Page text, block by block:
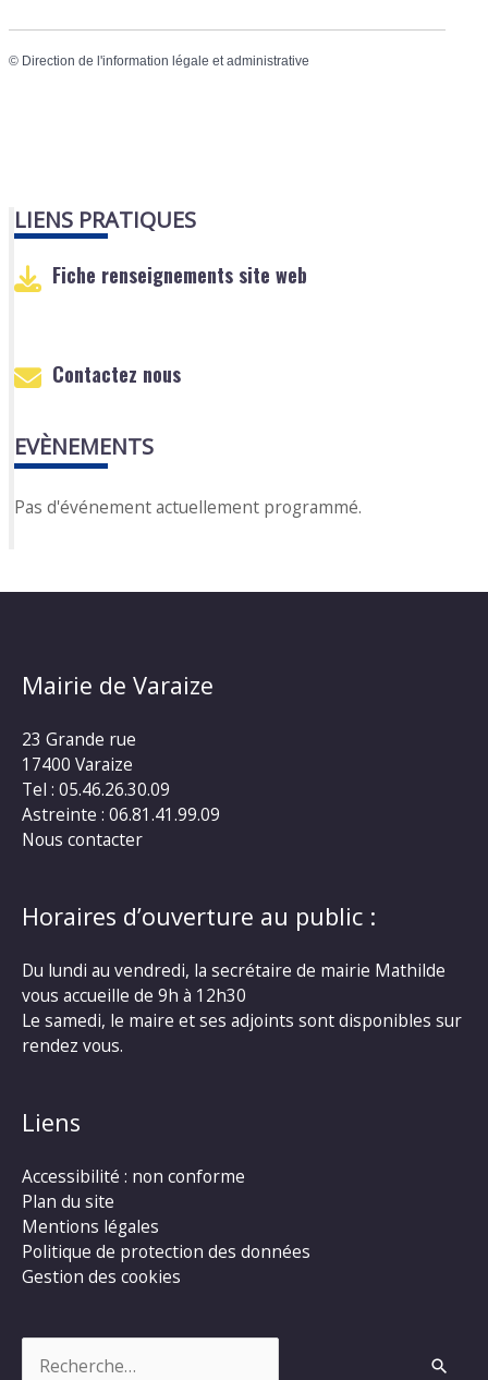
© Direction de l'information légale et administrative
LIENS PRATIQUES
Fiche renseignements site web
Contactez nous
EVÈNEMENTS
Pas d'événement actuellement programmé.
Mairie de Varaize
23 Grande rue
17400 Varaize
Tel : 05.46.26.30.09
Astreinte : 06.81.41.99.09
Nous contacter
Horaires d’ouverture au public :
Du lundi au vendredi, la secrétaire de mairie Mathilde
vous accueille de 9h à 12h30
Le samedi, le maire et ses adjoints sont disponibles sur
rendez vous.
Liens
Accessibilité : non conforme
Plan du site
Mentions légales
Politique de protection des données
Gestion des cookies